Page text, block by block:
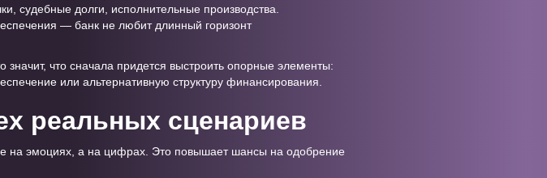
судебные долги, исполнительные производства.
— банк не любит длинный горизонт
значит, что сначала придется выстроить опорные элементы:
или альтернативную структуру финансирования.
реальных сценариев
на эмоциях, а на цифрах. Это повышает шансы на одобрение